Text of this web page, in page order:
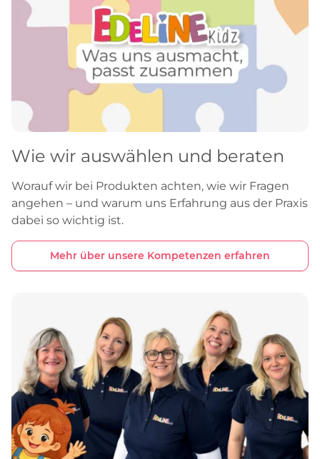
Wie wir auswählen und beraten
Worauf wir bei Produkten achten, wie wir Fragen
angehen – und warum uns Erfahrung aus der Praxis
dabei so wichtig ist.
Mehr über unsere Kompetenzen erfahren